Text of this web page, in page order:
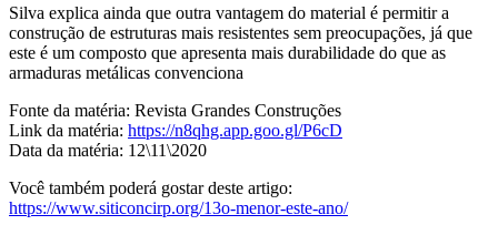
Silva explica ainda que outra vantagem do material é permitir a
construção de estruturas mais resistentes sem preocupações, já que
este é um composto que apresenta mais durabilidade do que as
armaduras metálicas convenciona
Fonte da matéria: Revista Grandes Construções
Link da matéria: https://n8qhg.app.goo.gl/P6cD
Data da matéria: 12\11\2020
Você também poderá gostar deste artigo:
https://www.siticoncirp.org/13o-menor-este-ano/